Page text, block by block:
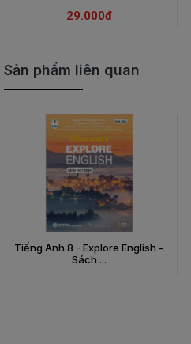
29.000đ
Sản phẩm liên quan
Tiếng Anh 8 - Explore English -
Sách ...